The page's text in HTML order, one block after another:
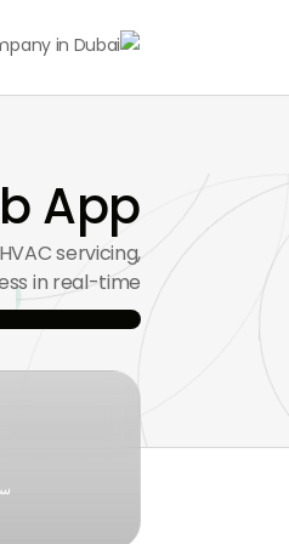
App
servicing,
in real-time.